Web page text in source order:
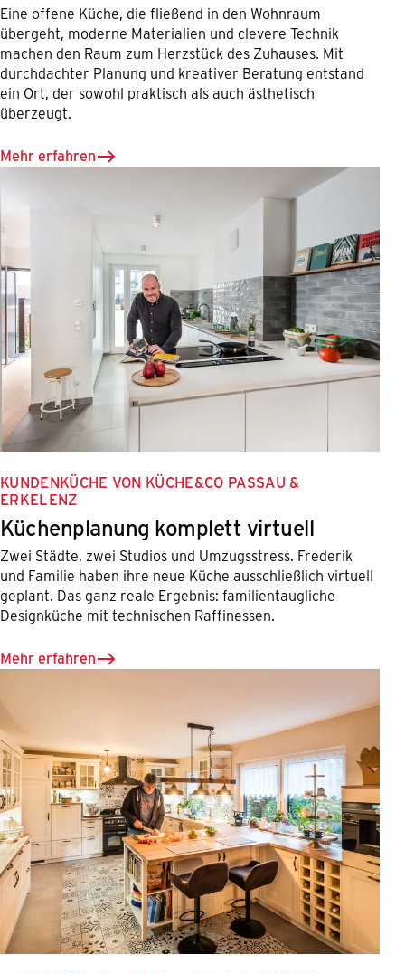
Eine offene Küche, die fließend in den Wohnraum
übergeht, moderne Materialien und clevere Technik
machen den Raum zum Herzstück des Zuhauses. Mit
durchdachter Planung und kreativer Beratung entstand
ein Ort, der sowohl praktisch als auch ästhetisch
überzeugt.
Mehr erfahren
KUNDENKÜCHE VON KÜCHE&CO PASSAU &
ERKELENZ
Küchenplanung komplett virtuell
Zwei Städte, zwei Studios und Umzugsstress. Frederik
und Familie haben ihre neue Küche ausschließlich virtuell
geplant. Das ganz reale Ergebnis: familientaugliche
Designküche mit technischen Raffinessen.
Mehr erfahren